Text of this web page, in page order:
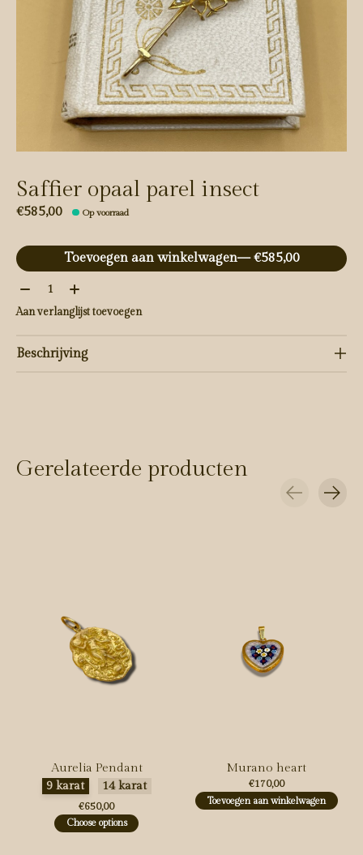
Saffier opaal parel insect
€585,00 Op voorraad
Toevoegen aan winkelwagen
— €585,00
Aantal:
Aan verlanglijst toevoegen
Beschrijving
Gerelateerde producten
Aurelia Pendant
Maak een keuze:
9 karat 14 karat
€650,00
Choose options
Murano heart
€170,00
Toevoegen aan winkelwagen